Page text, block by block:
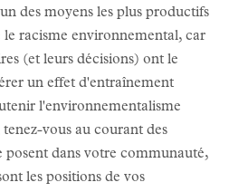
des moyens les plus productifs
racisme environnemental, car
(et leurs décisions) ont le
un effet d'entraînement
l'environnementalisme
vous au courant des
posent dans votre communauté,
les positions de vos